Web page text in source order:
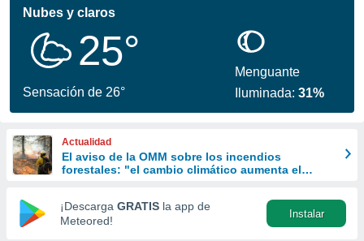
ha
calidad.
a este
las
y
forma
digital
basada
Nubes y claros
25°
Sensación de 26°
Menguante
Iluminada:31%
Actualidad
El aviso de la OMM sobre los incendios
forestales: "el cambio climático aumenta el
¡Descarga GRATIS la app de
Meteored!
Instalar